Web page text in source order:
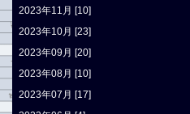
2023年11月 [10]
2023年10月 [23]
2023年09月 [20]
2023年08月 [10]
2023年07月 [17]